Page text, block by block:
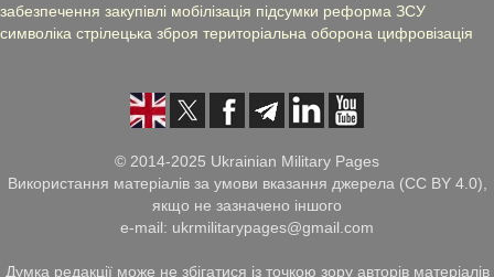
забезпечення закупівлі мобілізація підсумки реформа ЗСУ
символіка стрілецька зброя територіальна оборона цифровізація
© 2014-2025 Ukrainian Military Pages
Використання матеріалів за умови вказання джерела (CC BY 4.0),
якщо не зазначено іншого
e-mail: ukrmilitarypages@gmail.com
Думка редакції може не збігатися із точкою зору авторів матеріалів